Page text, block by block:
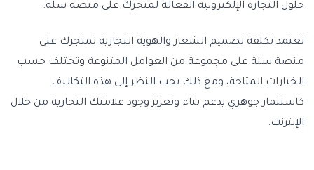
حلول التجارة الإلكترونية الفعالة لمتجرك على منصة سلة.
تعتمد تكلفة تصميم الشعار والهوية التجارية لمتجرك على
منصة سلة على مجموعة من العوامل المتنوعة وتختلف حسب
الخيارات المتاحة، ومع ذلك يجب النظر إلى هذه التكاليف
كاستثمار جوهري يدعم بناء وتعزيز وجود علامتك التجارية من خلال
الإنترنت.